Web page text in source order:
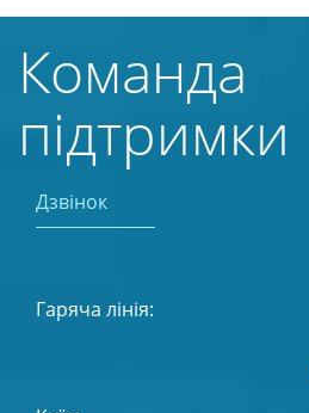
Команда
підтримки
Дзвінок
Гаряча лінія: